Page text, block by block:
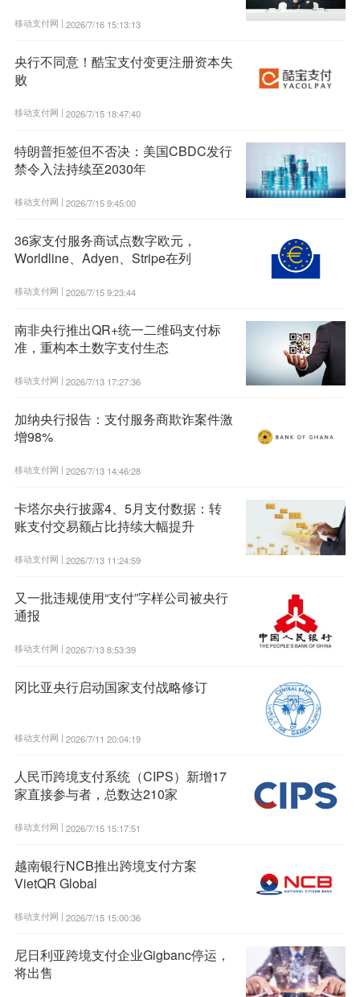
移动支付网 | 2026/7/16 15:13:13
央行不同意！酷宝支付变更注册资本失
败
移动支付网 | 2026/7/15 18:47:40
特朗普拒签但不否决：美国CBDC发行
禁令入法持续至2030年
移动支付网 | 2026/7/15 9:45:00
36家支付服务商试点数字欧元，
Worldline、Adyen、Stripe在列
移动支付网 | 2026/7/15 9:23:44
南非央行推出QR+统一二维码支付标
准，重构本土数字支付生态
移动支付网 | 2026/7/13 17:27:36
加纳央行报告：支付服务商欺诈案件激
增98%
移动支付网 | 2026/7/13 14:46:28
卡塔尔央行披露4、5月支付数据：转
账支付交易额占比持续大幅提升
移动支付网 | 2026/7/13 11:24:59
又一批违规使用“支付”字样公司被央行
通报
移动支付网 | 2026/7/13 8:53:39
冈比亚央行启动国家支付战略修订
移动支付网 | 2026/7/11 20:04:19
人民币跨境支付系统（CIPS）新增17
家直接参与者，总数达210家
移动支付网 | 2026/7/15 15:17:51
越南银行NCB推出跨境支付方案
VietQR Global
移动支付网 | 2026/7/15 15:00:36
尼日利亚跨境支付企业Gigbanc停运，
将出售